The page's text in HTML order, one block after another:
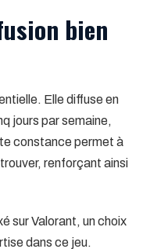
bien
Elle diffuse en
jours par semaine,
constance permet à
renforçant ainsi
sur Valorant, un choix
dans ce jeu.